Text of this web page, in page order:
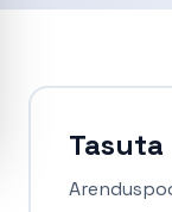
Tasuta